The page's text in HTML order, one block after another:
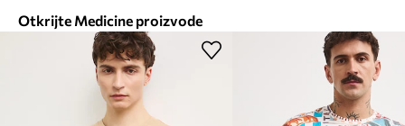
Otkrijte Medicine proizvode